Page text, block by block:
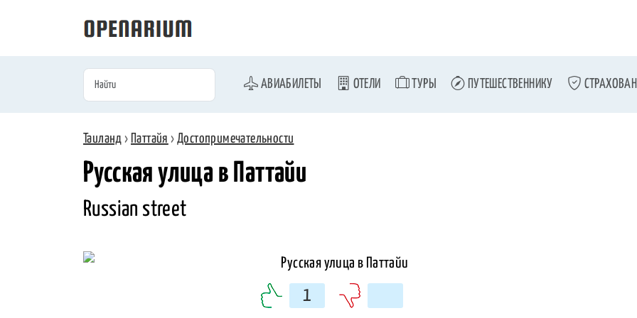
АВИАБИЛЕТЫ ОТЕЛИ ТУРЫ ПУТЕШЕСТВЕННИКУ
Таиланд › Паттайя ›Достопримечательности
Русская улица в Паттайи
Russian street
1